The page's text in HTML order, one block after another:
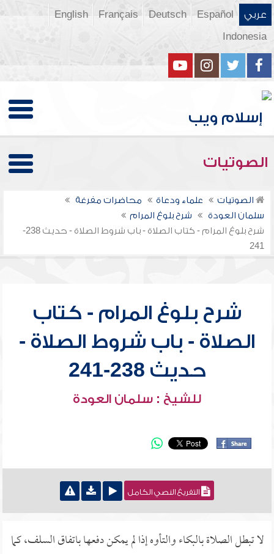
عربي Español
Deutsch
Français
English
Indonesia
الصوتيات
الصوتيات علماء ودعاة
محاضرات مفرغة
سلمان العودة
شرح بلوغ المرام
شرح بلوغ المرام - كتاب الصلاة - باب شروط الصلاة - حديث 238-
241
شرح بلوغ المرام - كتاب
الصلاة - باب شروط الصلاة -
حديث 238-241
للشيخ : سلمان العودة
التفريغ النصي الكامل
لا تبطل الصلاة بالبكاء والتأوه إذا لم يمكن دفعها باتفاق السلف، كما